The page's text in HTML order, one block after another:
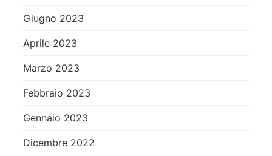
Giugno 2023
Aprile 2023
Marzo 2023
Febbraio 2023
Gennaio 2023
Dicembre 2022